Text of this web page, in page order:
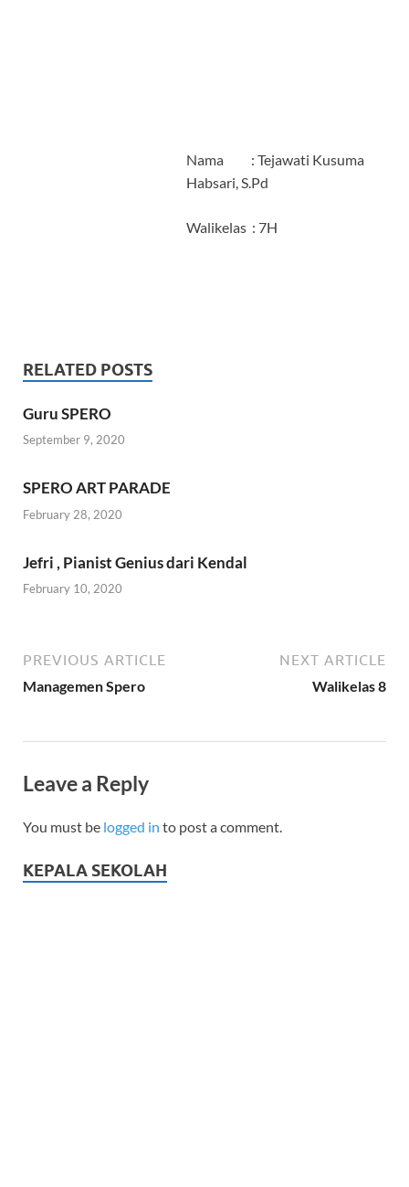
Nama : Tejawati Kusuma
Habsari, S.Pd
Walikelas : 7H
RELATED POSTS
Guru SPERO
September 9, 2020
SPERO ART PARADE
February 28, 2020
Jefri , Pianist Genius dari Kendal
February 10, 2020
PREVIOUS ARTICLE
Managemen Spero
NEXT ARTICLE
Walikelas 8
Leave a Reply
You must be logged in to post a comment.
KEPALA SEKOLAH